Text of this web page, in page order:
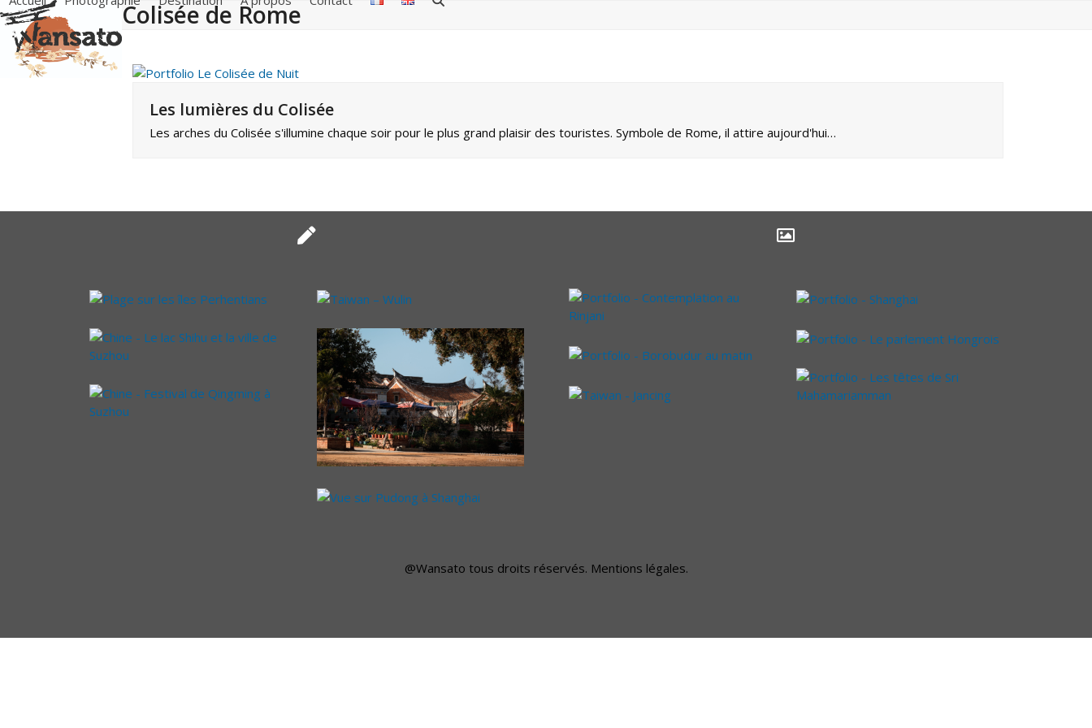
Skip
to
content
Colisée de Rome
Les lumières du Colisée
Les arches du Colisée s'illumine chaque soir pour le plus grand plaisir des touristes. Symbole de Rome, il attire aujourd'hui…
@Wansato tous droits réservés. Mentions légales.